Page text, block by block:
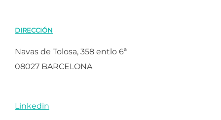
DIRECCIÓN
Navas de Tolosa, 358 entlo 6ª
08027 BARCELONA
Linkedin